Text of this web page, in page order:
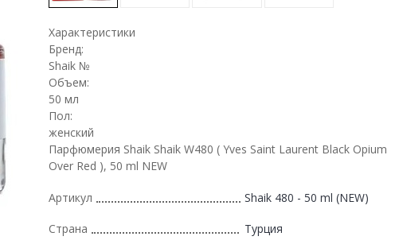
Характеристики
Бренд:
Shaik №
Объем:
50 мл
Пол:
женский
Парфюмерия Shaik Shaik W480 ( Yves Saint Laurent Black Opium
Over Red ), 50 ml NEW
Артикул Shaik 480 - 50 ml (NEW)
Страна Турция